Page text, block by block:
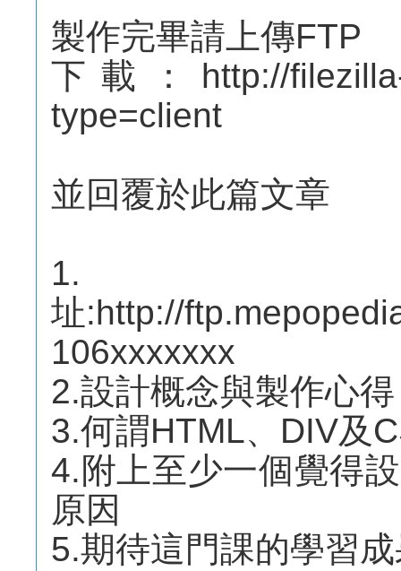
製作完畢請上傳FTP
下載：http://filezilla-
type=client
並回覆於此篇文章
址:http://
106xxxxxxx
2.設計概念與製作心
3.何謂HTML、DIV及
4.附上至少一個覺得
原因
5.期待這門課的學習